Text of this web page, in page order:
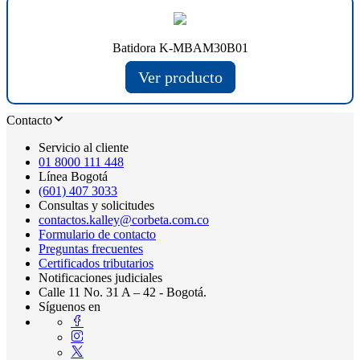
Batidora K-MBAM30B01
Ver producto
Contacto
Servicio al cliente
01 8000 111 448
Línea Bogotá
(601) 407 3033
Consultas y solicitudes
contactos.kalley@corbeta.com.co
Formulario de contacto
Preguntas frecuentes
Certificados tributarios
Notificaciones judiciales
Calle 11 No. 31 A – 42 - Bogotá.
Síguenos en